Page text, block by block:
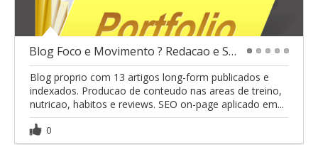
Blog Foco e Movimento ? Redacao e SEO
Blog proprio com 13 artigos long-form publicados e
indexados. Producao de conteudo nas areas de treino,
nutricao, habitos e reviews. SEO on-page aplicado em...
0